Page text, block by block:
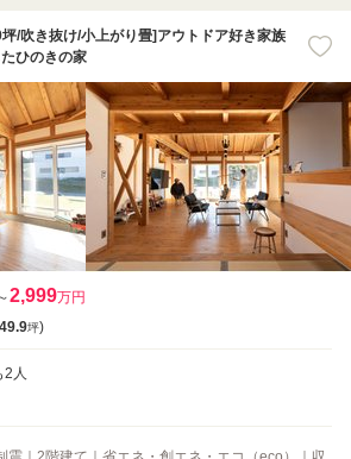
/吹き抜け/小上がり畳]アウトドア好き家族
ひのきの家
2,999万円
49.9坪)
2人